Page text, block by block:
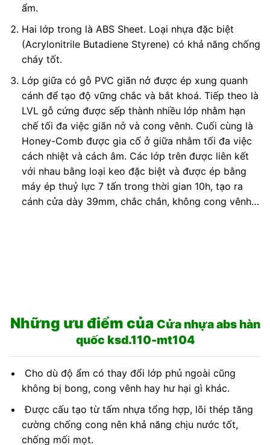
ẩm.
Hai lớp trong là ABS Sheet. Loại nhựa đặc biệt
(Acrylonitrile Butadiene Styrene) có khả năng chống
cháy tốt.
Lớp giữa có gỗ PVC giãn nở được ép xung quanh
cánh để tạo độ vững chắc và bắt khoá. Tiếp theo là
LVL gỗ cứng được sếp thành nhiều lớp nhằm hạn
chế tối đa việc giãn nở và cong vênh. Cuối cùng là
Honey-Comb được gia cố ở giữa nhằm tối đa việc
cách nhiệt và cách âm. Các lớp trên được liên kết
với nhau bằng loại keo đặc biệt và được ép bằng
máy ép thuỷ lực 7 tấn trong thời gian 10h, tạo ra
cánh cửa dày 39mm, chắc chắn, không cong vênh…
Những ưu điểm của Cửa nhựa abs hàn
quốc ksd.110-mt104
Cho dù độ ẩm có thay đổi lớp phủ ngoài cũng
không bị bong, cong vênh hay hư hại gì khác.
Được cấu tạo từ tấm nhựa tổng hợp, lõi thép tăng
cường chống cong nên khả năng chịu nước tốt,
chống mối mọt.